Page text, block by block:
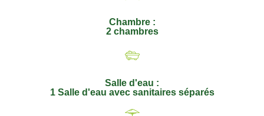
Chambre :
2 chambres
Salle d'eau :
1 Salle d'eau avec sanitaires séparés